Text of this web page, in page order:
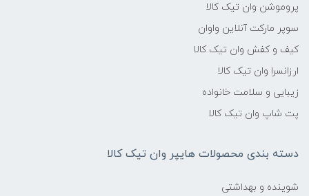
پروموشن وان تیک کالا
سوپر مارکت آنلاین واوان
کیف و کفش وان تیک کالا
ارزانسرا وان تیک کالا
زیبایی و سلامت خانواده
پت شاپ وان تیک کالا
دسته بندی محصولات هایپر وان تیک کالا
شوینده و بهداشتی